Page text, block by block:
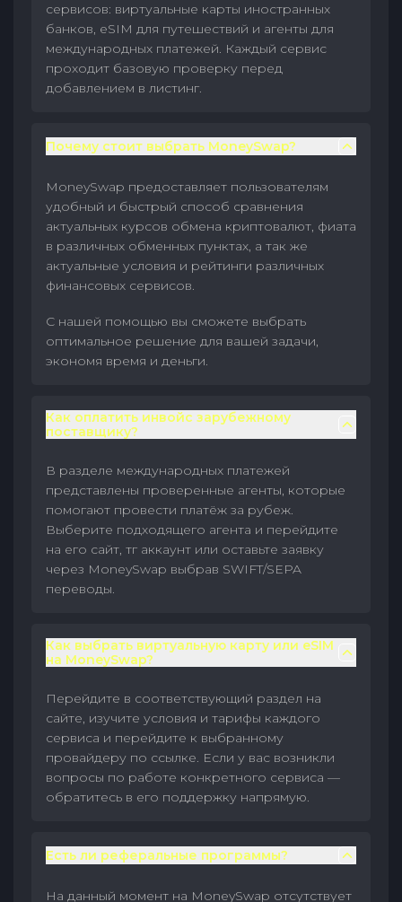
сервисов: виртуальные карты иностранных
банков, eSIM для путешествий и агенты для
международных платежей. Каждый сервис
проходит базовую проверку перед
добавлением в листинг.
Почему стоит выбрать MoneySwap?
MoneySwap предоставляет пользователям
удобный и быстрый способ сравнения
актуальных курсов обмена криптовалют, фиата
в различных обменных пунктах, а так же
актуальные условия и рейтинги различных
финансовых сервисов.
С нашей помощью вы сможете выбрать
оптимальное решение для вашей задачи,
экономя время и деньги.
Как оплатить инвойс зарубежному
поставщику?
В разделе международных платежей
представлены проверенные агенты, которые
помогают провести платёж за рубеж.
Выберите подходящего агента и перейдите
на его сайт, тг аккаунт или оставьте заявку
через MoneySwap выбрав SWIFT/SEPA
переводы.
Как выбрать виртуальную карту или eSIM
на MoneySwap?
Перейдите в соответствующий раздел на
сайте, изучите условия и тарифы каждого
сервиса и перейдите к выбранному
провайдеру по ссылке. Если у вас возникли
вопросы по работе конкретного сервиса —
обратитесь в его поддержку напрямую.
Есть ли реферальные программы?
На данный момент на MoneySwap отсутствует